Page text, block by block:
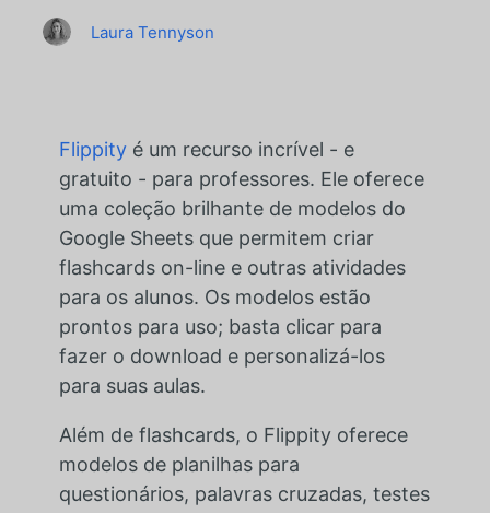
Laura Tennyson
Flippityé um recurso incrível - e
gratuito - para professores. Ele oferece
uma coleção brilhante de modelos do
Google Sheets que permitem criar
flashcards on-line e outras atividades
para os alunos. Os modelos estão
prontos para uso; basta clicar para
fazer o download e personalizá-los
para suas aulas.
Além de flashcards, o Flippity oferece
modelos de planilhas para
questionários, palavras cruzadas, testes